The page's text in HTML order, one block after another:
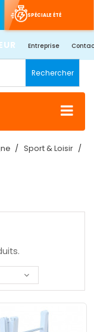
SPÉCIALE ÉTÉ
Entreprise
Rechercher
Sport & Loisir